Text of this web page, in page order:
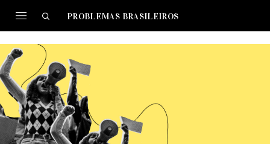
PROBLEMAS BRASILEIROS